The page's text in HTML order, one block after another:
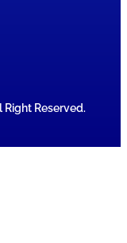
Right Reserved.